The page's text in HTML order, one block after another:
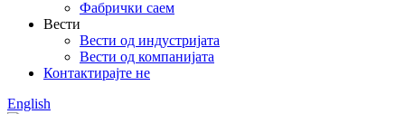
Фабрички саем
Вести
Вести од индустријата
Вести од компанијата
Контактирајте не
English